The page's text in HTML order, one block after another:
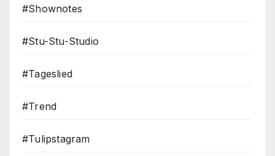
#Shownotes
#Stu-Stu-Studio
#Tageslied
#Trend
#Tulipstagram